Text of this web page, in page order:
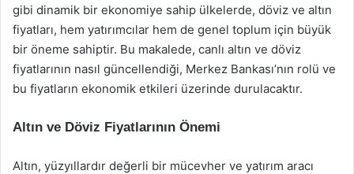
gibi dinamik bir ekonomiye sahip ülkelerde, döviz ve altın
fiyatları, hem yatırımcılar hem de genel toplum için büyük
bir öneme sahiptir. Bu makalede, canlı altın ve döviz
fiyatlarının nasıl güncellendiği, Merkez Bankası’nın rolü ve
bu fiyatların ekonomik etkileri üzerinde durulacaktır.
Altın ve Döviz Fiyatlarının Önemi
Altın, yüzyıllardır değerli bir mücevher ve yatırım aracı